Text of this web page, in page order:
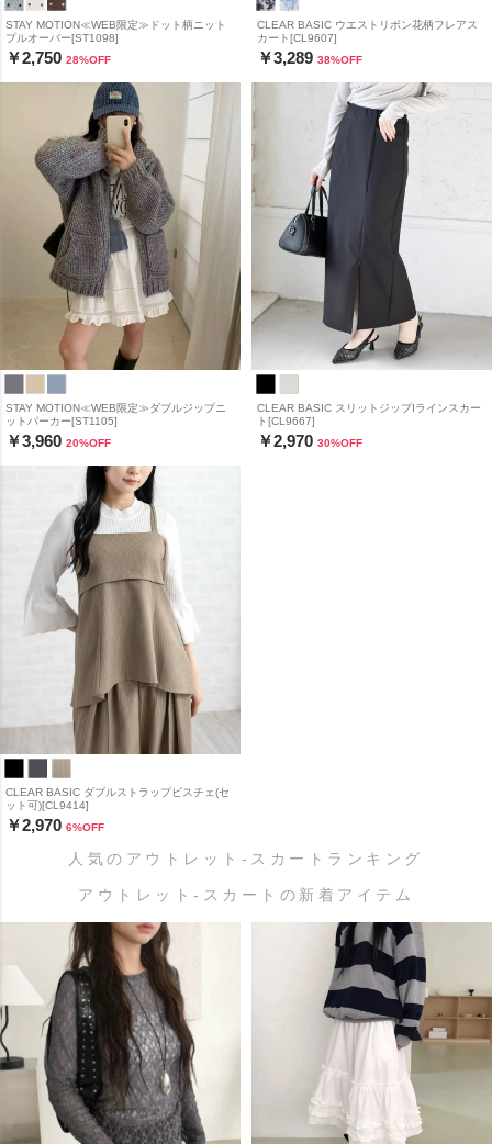
STAY MOTION≪WEB限定≫ドット柄ニット
プルオーバー[ST1098]
￥2,750 28%OFF
CLEAR BASIC ウエストリボン花柄フレアス
カート[CL9607]
￥3,289 38%OFF
STAY MOTION≪WEB限定≫ダブルジップニ
ットパーカー[ST1105]
￥3,960 20%OFF
CLEAR BASIC スリットジップIラインスカー
ト[CL9667]
￥2,970 30%OFF
CLEAR BASIC ダブルストラップビスチェ(セ
ット可)[CL9414]
￥2,970 6%OFF
人気のアウトレット-スカートランキング
アウトレット-スカートの新着アイテム